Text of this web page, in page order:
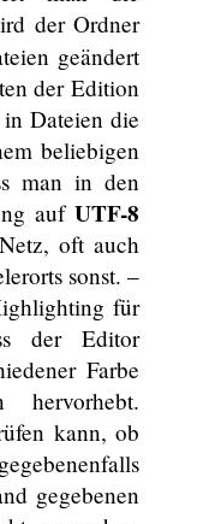
der Ordner
geändert
der Edition
Dateien die
beliebigen
man in den
aufUTF-8
oft auch
sonst. –
für
der Editor
Farbe
hervorhebt.
kann, ob
gegebenen